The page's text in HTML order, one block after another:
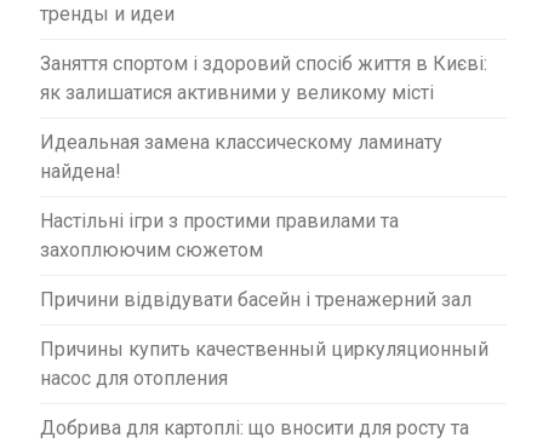
тренды и идеи
Заняття спортом і здоровий спосіб життя в Києві:
як залишатися активними у великому місті
Идеальная замена классическому ламинату
найдена!
Настільні ігри з простими правилами та
захоплюючим сюжетом
Причини відвідувати басейн і тренажерний зал
Причины купить качественный циркуляционный
насос для отопления
Добрива для картоплі: що вносити для росту та